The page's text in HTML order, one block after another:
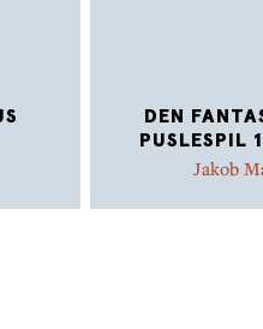
DEN
PUSLESPIL
Jakob